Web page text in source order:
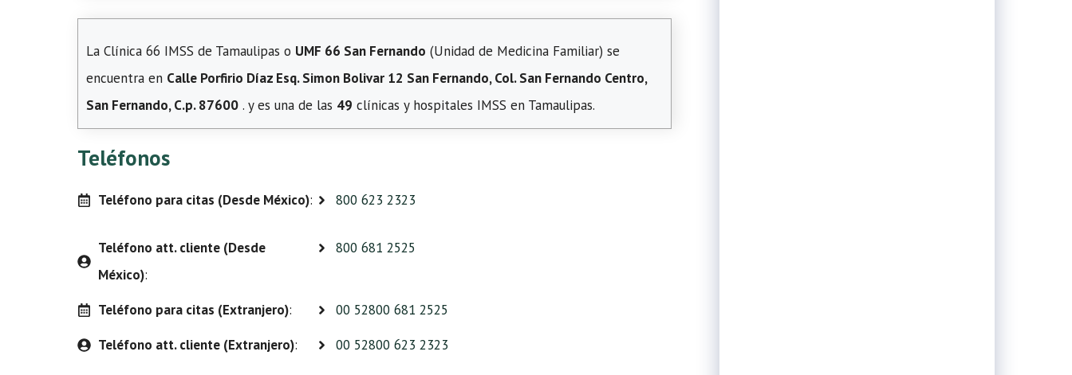
La Clínica 66 IMSS de Tamaulipas o UMF 66 San Fernando (Unidad de Medicina Familiar) se
encuentra en Calle Porfirio Díaz Esq. Simon Bolivar 12 San Fernando, Col. San Fernando Centro,
San Fernando, C.p. 87600 . y es una de las 49 clínicas y hospitales IMSS en Tamaulipas.
Teléfonos
Teléfono para citas (Desde México): 800 623 2323
Teléfono att. cliente (Desde
México):
800 681 2525
Teléfono para citas (Extranjero):
00 52800 681 2525
Teléfono att. cliente (Extranjero): 00 52800 623 2323